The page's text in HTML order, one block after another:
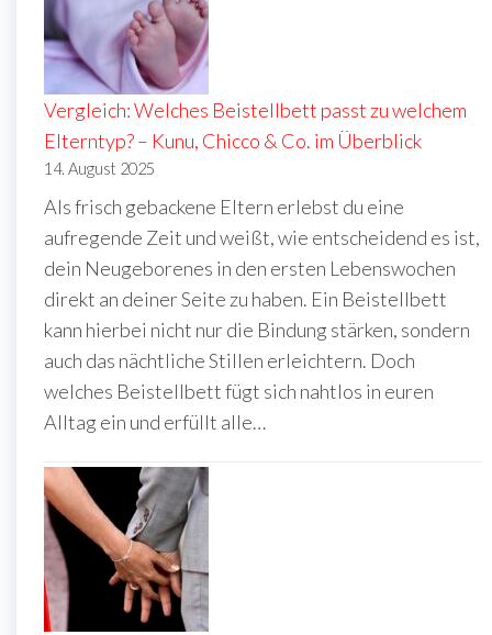
Vergleich: Welches Beistellbett passt zu welchem
Elterntyp? – Kunu, Chicco & Co. im Überblick
14. August 2025
Als frisch gebackene Eltern erlebst du eine
aufregende Zeit und weißt, wie entscheidend es ist,
dein Neugeborenes in den ersten Lebenswochen
direkt an deiner Seite zu haben. Ein Beistellbett
kann hierbei nicht nur die Bindung stärken, sondern
auch das nächtliche Stillen erleichtern. Doch
welches Beistellbett fügt sich nahtlos in euren
Alltag ein und erfüllt alle…